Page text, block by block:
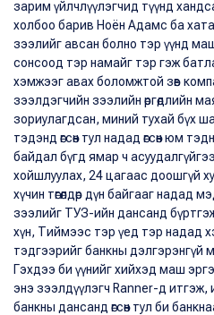
зарим үйлчлүүлэгчид түүнд
холбоо барив Ноён Адамс ба
зээлийг авсан болно тэр үүнд
сонсоод тэр намайг тэр гэж
хэмжээг авах боломжтой зөв
зээлдэгчийн зээлийн өргөдлийн
зориулагдсан, миний тухай бүх
тэдэнд өгсөн тул надад өгсөн юм
байдал бүгд ямар ч
хойшлуулах, 24 цагаас доошгүй
хүчин төгөлдөр дүн байгааг
зээлийг ТУЗ-ийн дансанд
хүн, Тиймээс тэр үед тэр надад
тэдгээрийг банкны дэлгэрэнгүй
Гэхдээ би үүнийг хийхэд маш
энэ зээлдүүлэгч Ranner-д итгэж,
банкны дансанд өгсөн тул би